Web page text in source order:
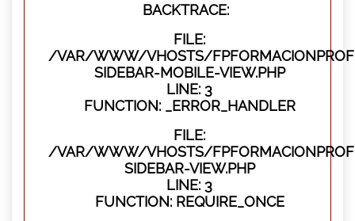
BACKTRACE:
FILE:
/VAR/WWW/VHOSTS/
SIDEBAR-MOBILE-VIEW.PHP
LINE: 3
FUNCTION: _ERROR_HANDLER
FILE:
/VAR/WWW/VHOSTS/
SIDEBAR-VIEW.PHP
LINE: 3
FUNCTION: REQUIRE_ONCE